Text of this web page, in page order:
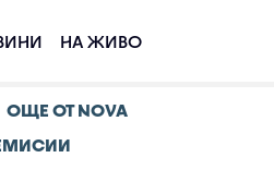
НА ЖИВО
ОЩЕ ОТ NOVA